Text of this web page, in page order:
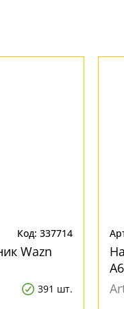
Код: 337714
Wazn
391 шт.